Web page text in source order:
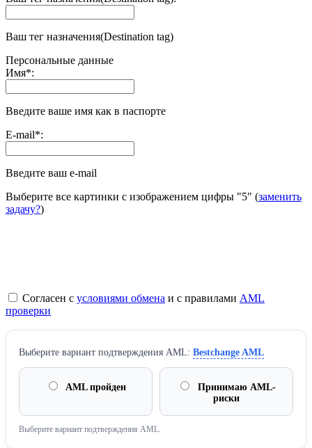
Ваш тег назначения(Destination tag)
Персональные данные
Имя*:
Введите ваше имя как в паспорте
E-mail*:
Введите ваш e-mail
Выберите все картинки с изображением цифры "5" (заменить
задачу?)
Согласен с условиями обмена и с правилами AML
проверки
Выберите вариант подтверждения AML: Bestchange AML
AML пройден
Принимаю AML-
риски
Выберите вариант подтверждения AML.